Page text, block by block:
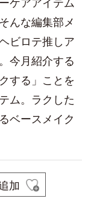
んな編集部メ
ビロテ推しア
今月紹介する
する」ことを
ム。ラクした
ベースメイク
加